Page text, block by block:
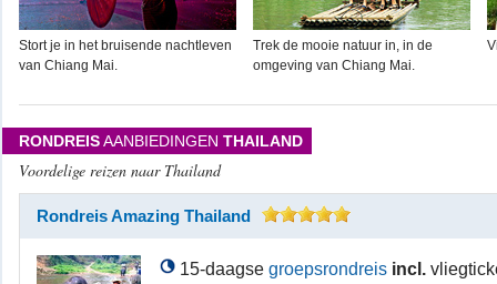
Stort je in het bruisende nachtleven
van Chiang Mai.
Trek de mooie natuur in, in de
omgeving van Chiang Mai.
RONDREISAANBIEDINGEN THAILAND
Voordelige reizen naar Thailand
Rondreis Amazing Thailand
15-daagse groepsrondreis incl.